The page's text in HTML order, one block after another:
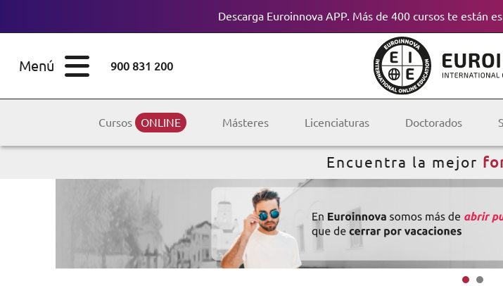
Descarga Euroinnova APP. Más de 400 cursos te están
Menú 900 831 200
ESTUDIOS
Licenciaturas
Doctorados
Maestría
Diplomados
Certificados de
Profesionalidad
Cursos ONLINE Másteres Licenciaturas Doctorados
Encuentra la mejor